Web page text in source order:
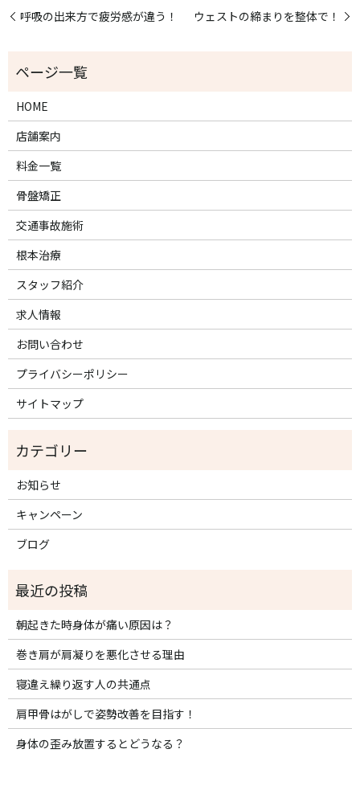
呼吸の出来方で疲労感が違う！ ウェストの締まりを整体で！
HOME
店舗案内
料金一覧
骨盤矯正
交通事故施術
根本治療
スタッフ紹介
求人情報
お問い合わせ
プライバシーポリシー
サイトマップ
お知らせ
キャンペーン
ブログ
朝起きた時身体が痛い原因は？
巻き肩が肩凝りを悪化させる理由
寝違え繰り返す人の共通点
肩甲骨はがしで姿勢改善を目指す！
身体の歪み放置するとどうなる？